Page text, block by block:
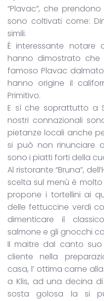
“Plavac”, che
sono coltivati come:
simili.
È interessante notare
hanno dimostrato
famoso Plavac
hanno origine il
Primitivo.
E sì che soprattutto a
nostri connazionali
pietanze locali anche
si può non rinunciare
sono i piatti forti della
Al ristorante “Bruna”,
scelta sul menù è
propone i tortellini ai
delle fettuccine verdi
dimenticare il
salmone e gli gnocchi
Il maitre dal canto
cliente nella
casa, l’ ottima carne
a Klis, ad una decina
sosta golosa la si